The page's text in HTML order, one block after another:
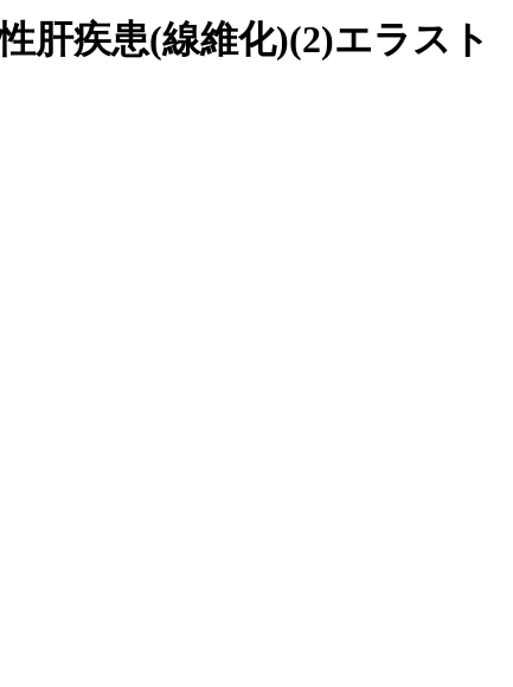
肝疾患(線維化)(2)エラスト